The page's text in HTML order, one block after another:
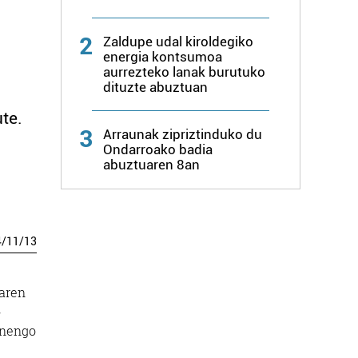
/11/13
2
Zaldupe udal kiroldegiko
energia kontsumoa
aurrezteko lanak burutuko
dituzte abuztuan
3
Arraunak zipriztinduko du
Ondarroako badia
abuztuaren 8an